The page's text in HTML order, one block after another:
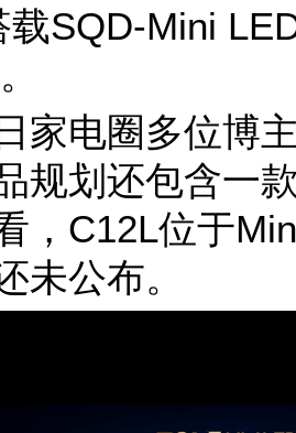
SQD-Mini
家电圈多位博
规划还包含一
，C12L位于
未公布。